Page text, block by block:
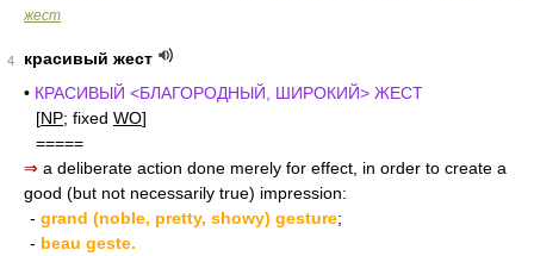
жест
4
красивый жест
• КРАСИВЫЙ <БЛАГОРОДНЫЙ, ШИРОКИЙ> ЖЕСТ
[NP; fixed WO]
=====
⇒ a deliberate action done merely for effect, in order to create a
good (but not necessarily true) impression:
- grand (noble, pretty, showy) gesture;
- beau geste.